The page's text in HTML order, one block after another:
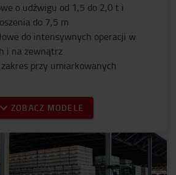
o udźwigu od 1,5 do 2,0 t i
do 7,5 m
do intensywnych operacji w
i na zewnątrz
przy umiarkowanych
ZOBACZ MODELE